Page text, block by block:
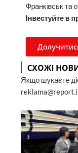
Франківськ та
Інвестуйте в
СХОЖІ
Якщо шукаєте